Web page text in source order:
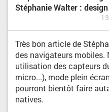
Stéphanie Walter :
Très bon article de
des navigateurs
utilisation des capteurs
micro...), mode plein
pourront bientôt faire
natives.